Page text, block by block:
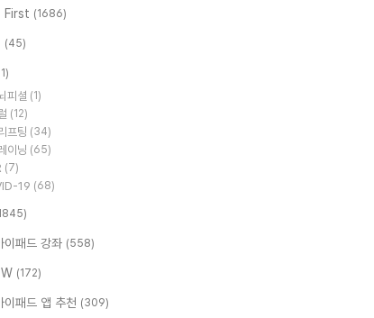
First (1686)
(45)
피셜 (1)
(12)
프팅 (34)
이닝 (65)
(7)
19 (68)
이패드 강좌 (558)
(172)
이패드 앱 추천 (309)